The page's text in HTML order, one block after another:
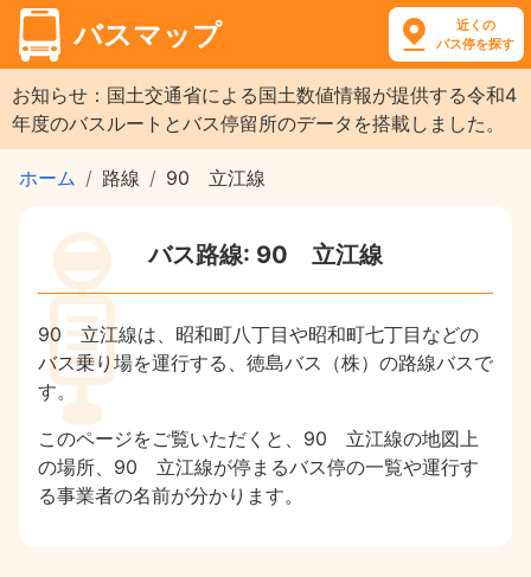
バスマップ
近くの
バス停を探す
お知らせ：国土交通省による国土数値情報が提供する令和4
年度のバスルートとバス停留所のデータを搭載しました。
ホーム 路線 90 立江線
バス路線: 90 立江線
90 立江線は、昭和町八丁目や昭和町七丁目などの
バス乗り場を運行する、徳島バス（株）の路線バスで
す。
このページをご覧いただくと、90 立江線の地図上
の場所、90 立江線が停まるバス停の一覧や運行す
る事業者の名前が分かります。